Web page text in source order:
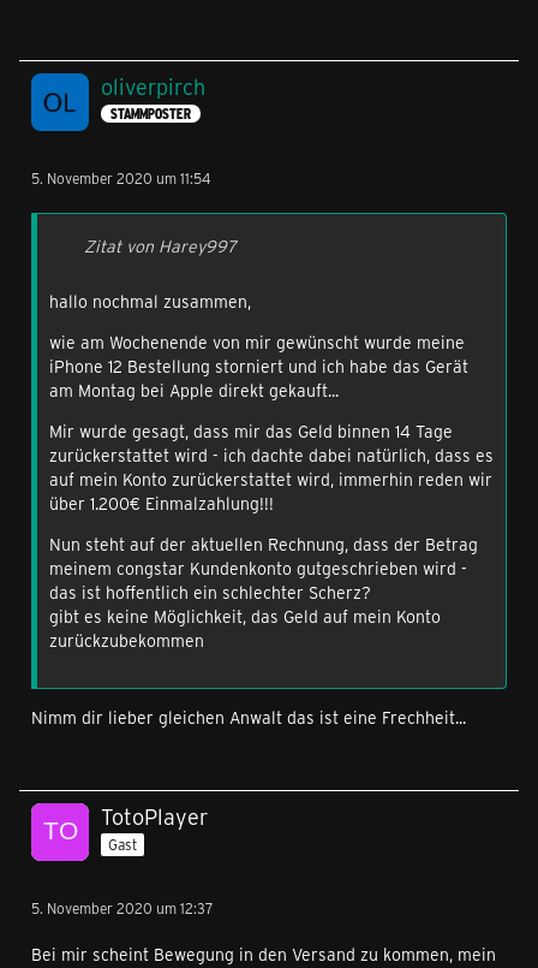
oliverpirch
STAMMPOSTER
5. November 2020 um 11:54
Zitat von Harey997
hallo nochmal zusammen,
wie am Wochenende von mir gewünscht wurde meine
iPhone 12 Bestellung storniert und ich habe das Gerät
am Montag bei Apple direkt gekauft...
Mir wurde gesagt, dass mir das Geld binnen 14 Tage
zurückerstattet wird - ich dachte dabei natürlich, dass es
auf mein Konto zurückerstattet wird, immerhin reden wir
über 1.200€ Einmalzahlung!!!
Nun steht auf der aktuellen Rechnung, dass der Betrag
meinem congstar Kundenkonto gutgeschrieben wird -
das ist hoffentlich ein schlechter Scherz?
gibt es keine Möglichkeit, das Geld auf mein Konto
zurückzubekommen
Nimm dir lieber gleichen Anwalt das ist eine Frechheit...
TotoPlayer
Gast
5. November 2020 um 12:37
Bei mir scheint Bewegung in den Versand zu kommen, mein